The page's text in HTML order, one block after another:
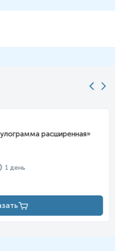
расширенная»
1 день